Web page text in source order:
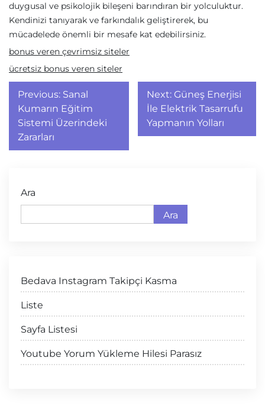
duygusal ve psikolojik bileşeni barındıran bir yolculuktur.
Kendinizi tanıyarak ve farkındalık geliştirerek, bu
mücadelede önemli bir mesafe kat edebilirsiniz.
bonus veren çevrimsiz siteler
ücretsiz bonus veren siteler
Yazı
gezinmesi
Previous: Sanal
Kumarın Eğitim
Sistemi Üzerindeki
Zararları
Next: Güneş Enerjisi
İle Elektrik Tasarrufu
Yapmanın Yolları
Ara
Ara
Bedava Instagram Takipçi Kasma
Liste
Sayfa Listesi
Youtube Yorum Yükleme Hilesi Parasız